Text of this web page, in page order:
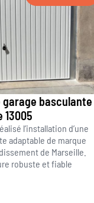
garage basculante
13005
l’installation d’une
adaptable de marque
de Marseille.
robuste et fiable